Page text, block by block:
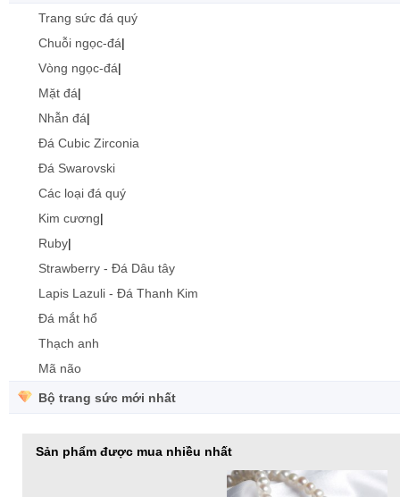
Trang sức đá quý
Chuỗi ngọc-đá|
Vòng ngọc-đá|
Mặt đá|
Nhẫn đá|
Đá Cubic Zirconia
Đá Swarovski
Các loại đá quý
Kim cương|
Ruby|
Strawberry - Đá Dâu tây
Lapis Lazuli - Đá Thanh Kim
Đá mắt hổ
Thạch anh
Mã não
Bộ trang sức mới nhất
Sản phẩm được mua nhiều nhất